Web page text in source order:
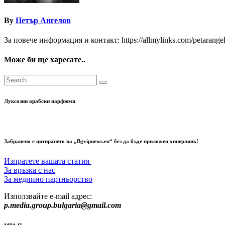
By Петър Ангелов
За повече информация и контакт: https://allmylinks.com/
Може би ще харесате..
Луксозни арабски парфюми
Забранено е цитирането на „Bgvipnews.eu“ без да бъде приложен хиперлинк!
Изпратете вашата статия
За връзка с нас
За медиино партньорство
Използвайте e-mail адрес:
p.media.group.bulgaria@gmail.com